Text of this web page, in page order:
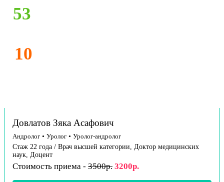
53
10
Довлатов Зяка Асафович
Андролог • Уролог • Уролог-андролог
Стаж 22 года / Врач высшей категории, Доктор медицинских
наук, Доцент
Стоимость приема - 3500р. 3200р.